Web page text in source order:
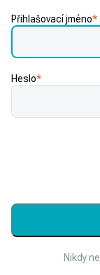
Přihlašovací jméno*
Heslo*
Nikdy